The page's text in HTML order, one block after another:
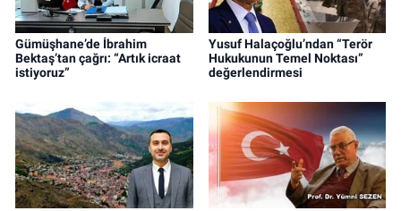
Gümüşhane’de İbrahim
Bektaş’tan çağrı: “Artık icraat
istiyoruz”
Yusuf Halaçoğlu’ndan “Terör
Hukukunun Temel Noktası”
değerlendirmesi